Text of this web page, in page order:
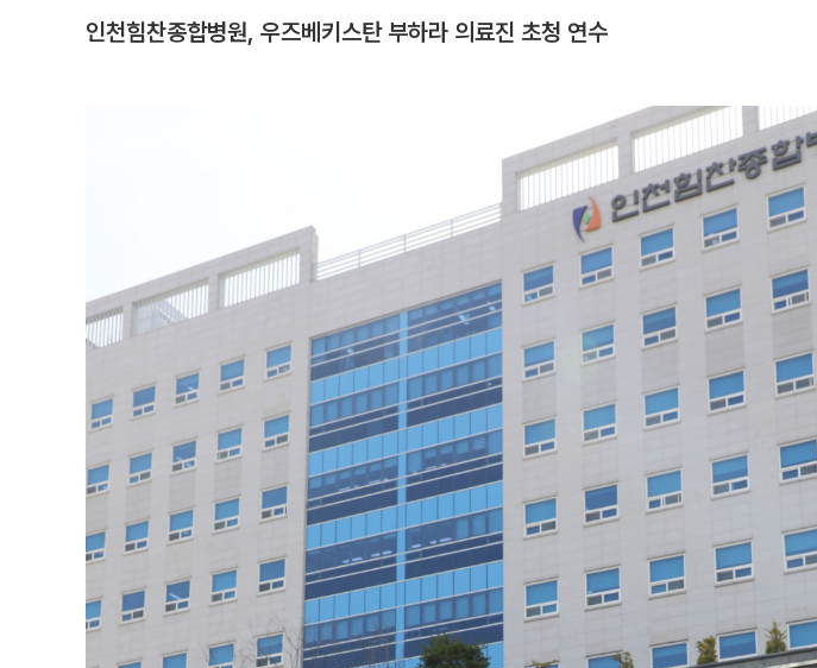
인천힘찬종합병원, 우즈베키스탄 부하라 의료진 초청 연수